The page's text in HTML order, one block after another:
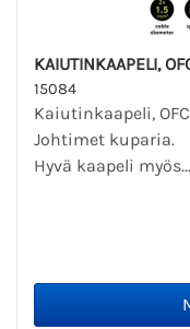
KAIUTINKAAPELI,
15084
Kaiutinkaapeli,
Johtimet kuparia.
Hyvä kaapeli myös...